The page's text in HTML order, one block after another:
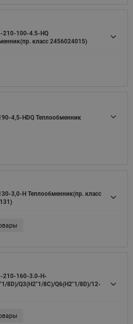
210-100-4.5-HQ
класс 2456024015)
4,5-HDQ Теплообменник
3,0-H Теплообменник(пр. класс
210-160-3.0-H-
8D)/Q3(H2"1/8C)/Q6(H2"1/8D)/12-